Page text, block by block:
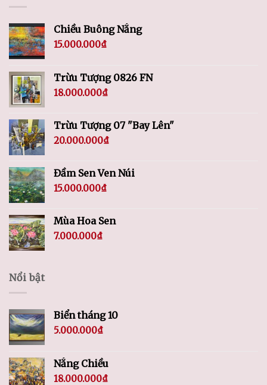
Chiều Buông Nắng
15.000.000₫
Trừu Tượng 0826 FN
18.000.000₫
Trừu Tượng 07 "Bay Lên"
20.000.000₫
Đầm Sen Ven Núi
15.000.000₫
Mùa Hoa Sen
7.000.000₫
Nổi bật
Biển tháng 10
5.000.000₫
Nắng Chiều
18.000.000₫